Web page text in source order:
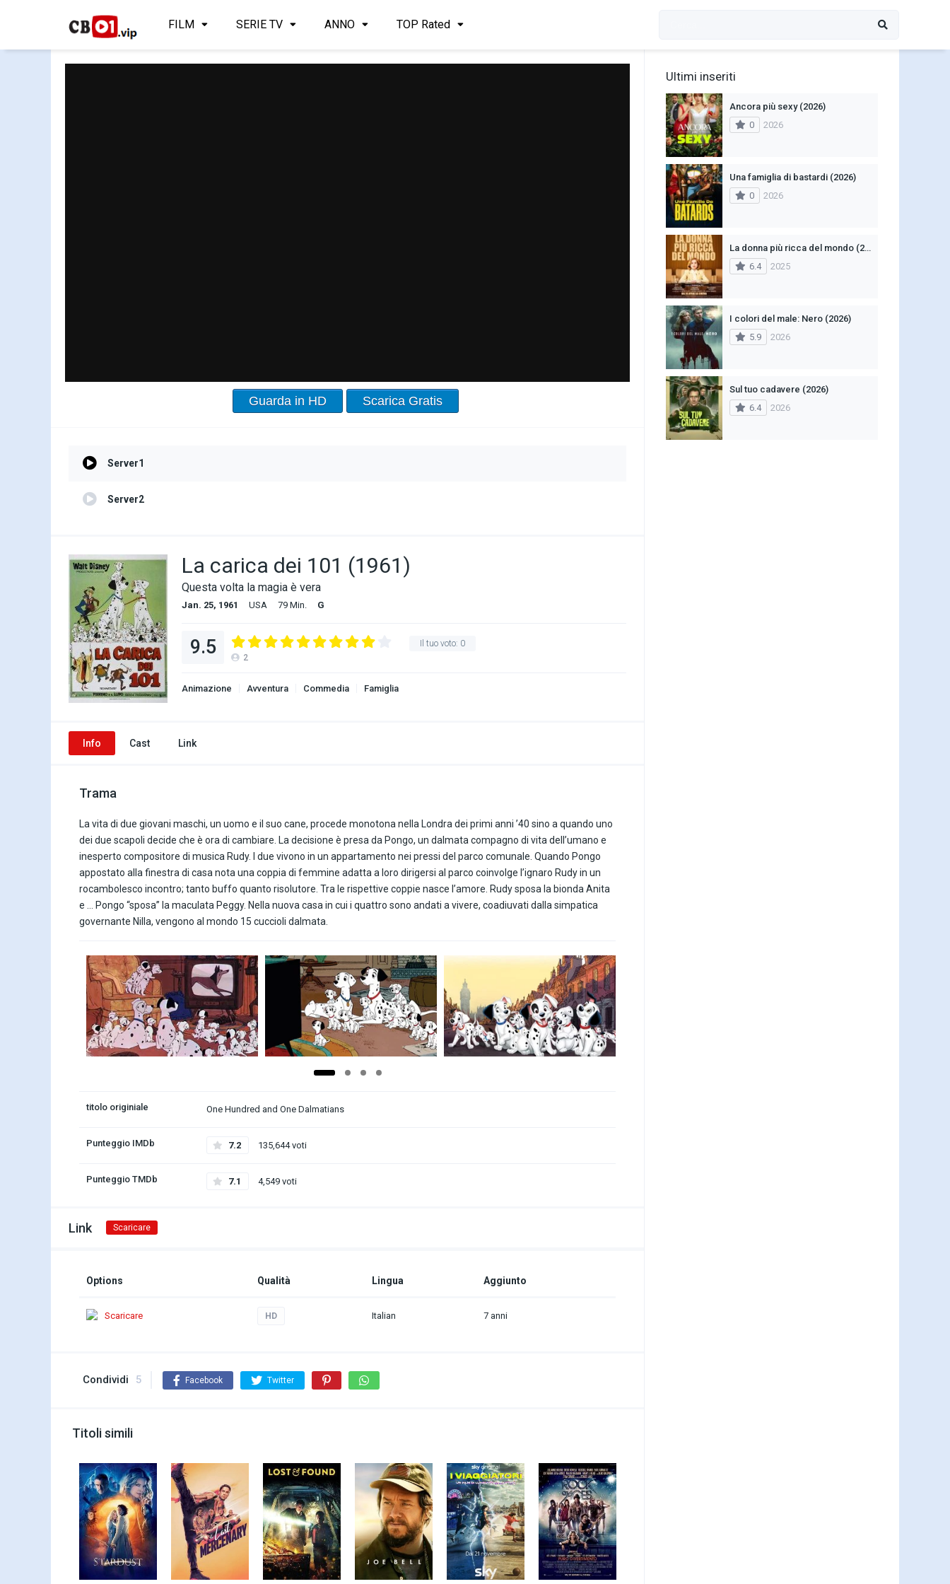
FILM SERIE TV ANNO TOP Rated
Guarda in HD Scarica Gratis
Server1
Server2
La carica dei 101 (1961)
Questa volta la magia è vera
Jan. 25, 1961 USA 79 Min. G
Il tuo voto: 0
9.5 2
Animazione Avventura Commedia Famiglia
Info Cast Link
Trama
La vita di due giovani maschi, un uomo e il suo cane, procede monotona nella Londra dei primi anni ’40 sino a quando uno
dei due scapoli decide che è ora di cambiare. La decisione è presa da Pongo, un dalmata compagno di vita dell’umano e
inesperto compositore di musica Rudy. I due vivono in un appartamento nei pressi del parco comunale. Quando Pongo
appostato alla finestra di casa nota una coppia di femmine adatta a loro dirigersi al parco coinvolge l’ignaro Rudy in un
rocambolesco incontro; tanto buffo quanto risolutore. Tra le rispettive coppie nasce l’amore. Rudy sposa la bionda Anita
e … Pongo “sposa” la maculata Peggy. Nella nuova casa in cui i quattro sono andati a vivere, coadiuvati dalla simpatica
governante Nilla, vengono al mondo 15 cuccioli dalmata.
titolo originiale One Hundred and One Dalmatians
Punteggio IMDb 7.2 135,644 voti
Punteggio TMDb 7.1 4,549 voti
Link Scaricare
Options Qualità Lingua Aggiunto
Scaricare HD Italian 7 anni
Condividi 5 Facebook Twitter
Titoli simili
Ultimi inseriti
Ancora più sexy (2026)
0
2026
Una famiglia di bastardi (2026)
0
2026
La donna più ricca del mondo (2025)
6.4
2025
I colori del male: Nero (2026)
5.9
2026
Sul tuo cadavere (2026)
6.4
2026